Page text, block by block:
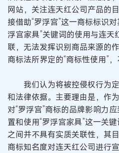
网站，关注连天红公司产品的
接借助“罗浮宫”这一商标标识
浮宫家具”关键词的使用与连天
联，无法发挥识别商品来源的
商标法所界定的“商标性使用”
我们认为将被控侵权行为定
和法律依据。主要理由是，作
对“罗浮宫”商标的品牌影响力
置和使用“罗浮宫家具”这一关
之间并不具有实质关联性，其
商标知名度对连天红公司进行